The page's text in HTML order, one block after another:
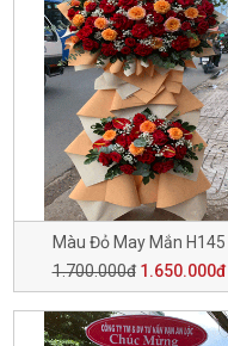
Màu Đỏ May Mắn H145
1.700.000đ 1.650.000đ